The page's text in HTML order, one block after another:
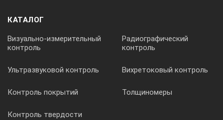
Макс. разрешение
СОПРОТИВЛЕНИЕ
КАТАЛОГ
Визуально-измерительный
контроль
Радиографический
контроль
Ультразвуковой контроль Вихретоковый контроль
Контроль покрытий Толщиномеры
Контроль твердости